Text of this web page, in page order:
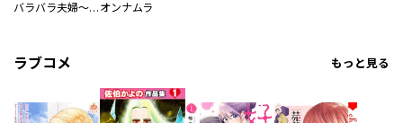
バラバラ夫婦～手足をなくした夫はまだ生きてる オンナムラ
ラブコメ もっと見る